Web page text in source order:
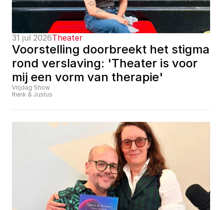
31 jul 2026Theater
Voorstelling doorbreekt het stigma
rond verslaving: 'Theater is voor
mij een vorm van therapie'
Vrijdag Show
Renk & Justus